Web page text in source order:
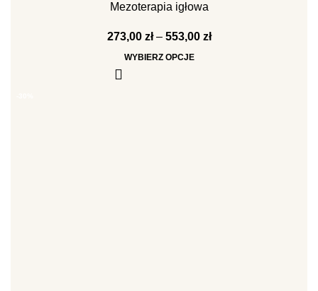
Mezoterapia igłowa
273,00 zł– 553,00 zł
WYBIERZ OPCJE